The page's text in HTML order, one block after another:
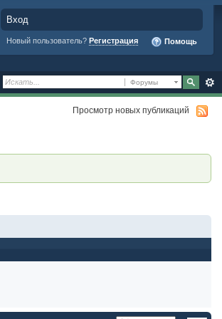
Вход
Новый пользователь? Регистрация Помощь
Форумы
Просмотр новых публикаций